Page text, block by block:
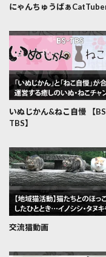
にゃんちゅうばぁ
いぬじかん&ねこ自慢 【
TBS】
交流猫動画